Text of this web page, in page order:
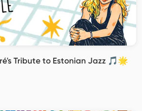
Tribute to Estonian Jazz 🎵🌟